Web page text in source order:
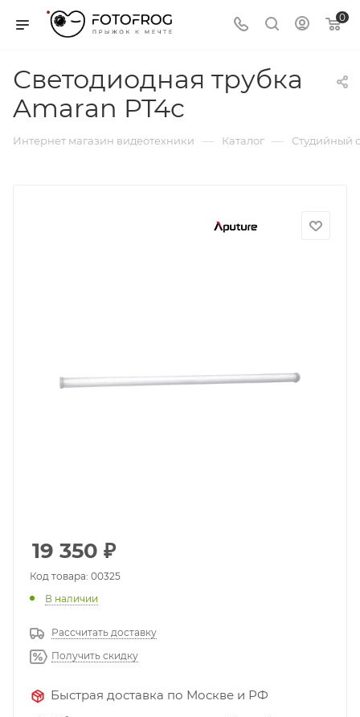
0
Светодиодная трубка
Amaran PT4c
Интернет магазин видеотехники — Каталог — Студийный
19 350 ₽
Код товара: 00325
В наличии
Рассчитать доставку
Получить скидку
Быстрая доставка по Москве и РФ